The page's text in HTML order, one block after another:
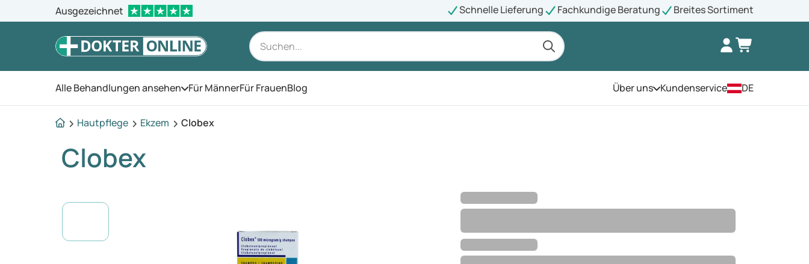
Ausgezeichnet Schnelle Lieferung Fachkundige Beratung Breites Sortiment
Alle Behandlungen ansehen Öffnen Sie das Menü
Für MännerFür FrauenBlog Über unsÖffnen Sie das Menü
Kundenservice DE
Hautpflege Ekzem Clobex
Clobex